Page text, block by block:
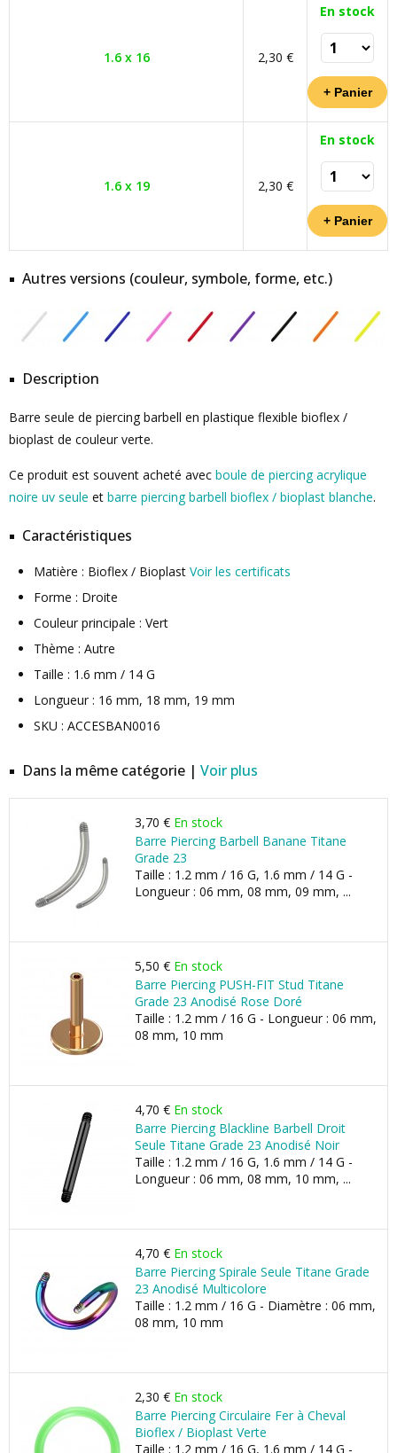
1.6 x 16 2,30 €
En stock
1.6 x 19 2,30 €
En stock
Autres versions (couleur, symbole, forme, etc.)
Description
Barre seule de piercing barbell en plastique flexible bioflex /
bioplast de couleur verte.
Ce produit est souvent acheté avec boule de piercing acrylique
noire uv seule et barre piercing barbell bioflex / bioplast blanche.
Caractéristiques
Matière : Bioflex / Bioplast Voir les certificats
Forme : Droite
Couleur principale : Vert
Thème : Autre
Taille : 1.6 mm / 14 G
Longueur : 16 mm, 18 mm, 19 mm
SKU : ACCESBAN0016
Dans la même catégorie | Voir plus
3,70 € En stock
Barre Piercing Barbell Banane Titane
Grade 23
Taille : 1.2 mm / 16 G, 1.6 mm / 14 G -
Longueur : 06 mm, 08 mm, 09 mm, ...
5,50 € En stock
Barre Piercing PUSH-FIT Stud Titane
Grade 23 Anodisé Rose Doré
Taille : 1.2 mm / 16 G - Longueur : 06 mm,
08 mm, 10 mm
4,70 € En stock
Barre Piercing Blackline Barbell Droit
Seule Titane Grade 23 Anodisé Noir
Taille : 1.2 mm / 16 G, 1.6 mm / 14 G -
Longueur : 06 mm, 08 mm, 10 mm, ...
4,70 € En stock
Barre Piercing Spirale Seule Titane Grade
23 Anodisé Multicolore
Taille : 1.2 mm / 16 G - Diamètre : 06 mm,
08 mm, 10 mm
2,30 € En stock
Barre Piercing Circulaire Fer à Cheval
Bioflex / Bioplast Verte
Taille : 1.2 mm / 16 G, 1.6 mm / 14 G -